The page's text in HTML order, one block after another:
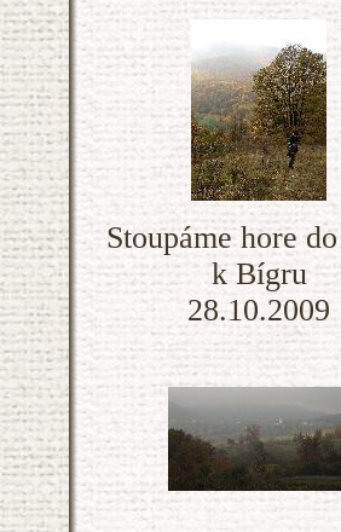
Stoupáme hore
k Bígru
28.10.2009